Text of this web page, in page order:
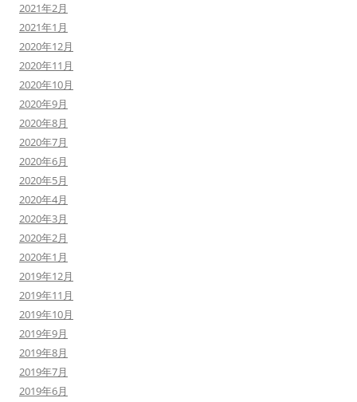
2021年2月
2021年1月
2020年12月
2020年11月
2020年10月
2020年9月
2020年8月
2020年7月
2020年6月
2020年5月
2020年4月
2020年3月
2020年2月
2020年1月
2019年12月
2019年11月
2019年10月
2019年9月
2019年8月
2019年7月
2019年6月